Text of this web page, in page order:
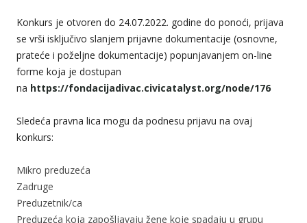
Konkurs je otvoren do 24.07.2022. godine do ponoći, prijava
se vrši isključivo slanjem prijavne dokumentacije (osnovne,
prateće i poželjne dokumentacije) popunjavanjem on-line
forme koja je dostupan
na https://fondacijadivac.civicatalyst.org/node/176
Sledeća pravna lica mogu da podnesu prijavu na ovaj
konkurs:
Mikro preduzeća
Zadruge
Preduzetnik/ca
Preduzeća koja zapošljavaju žene koje spadaju u grupu